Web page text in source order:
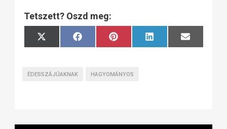
Tetszett? Oszd meg:
Share
on
X
(Twitter)
Share
on
Facebook Share
on
Pinterest
Share
on
LinkedIn
Share
on
Email
ÉDESSZÁJÚAKNAK HAGYOMÁNYOS